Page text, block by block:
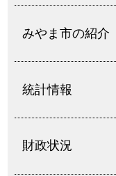
みやま市の紹介
統計情報
財政状況